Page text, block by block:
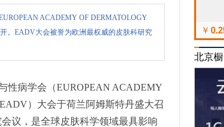
ACADEMY OF DERMATOLOGY
。EADV大会被誉为欧洲最权威的皮肤科研究
性病学会（EUROPEAN ACADEMY
）大会于荷兰阿姆斯特丹盛大召
议，是全球皮肤科学领域最具影响
北京